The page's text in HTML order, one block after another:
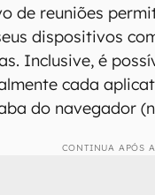
de reuniões
dispositivos
Inclusive, é
cada
do navegador
CONTINUA APÓS